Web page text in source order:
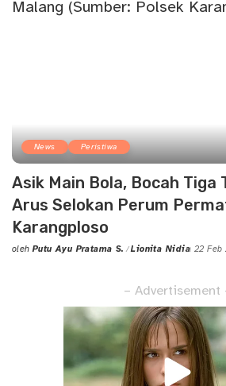
News Peristiwa
Asik Main Bola, Bocah Tiga
Arus Selokan Perum
Karangploso
Posted
oleh Putu Ayu Pratama S. Lionita Nidia 22 Feb
– Advertisement